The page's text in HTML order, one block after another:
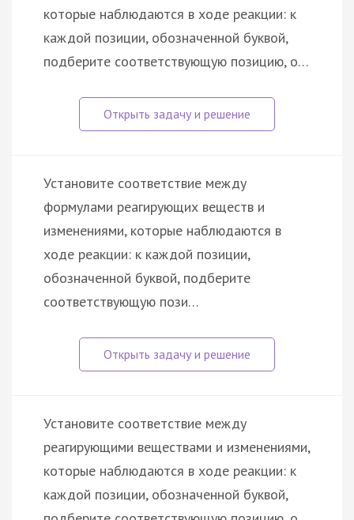
которые наблюдаются в ходе реакции: к
каждой позиции, обозначенной буквой,
подберите соответствующую позицию, о…
Установите соответствие между
формулами реагирующих веществ и
изменениями, которые наблюдаются в
ходе реакции: к каждой позиции,
обозначенной буквой, подберите
соответствующую пози…
Установите соответствие между
реагирующими веществами и изменениями,
которые наблюдаются в ходе реакции: к
каждой позиции, обозначенной буквой,